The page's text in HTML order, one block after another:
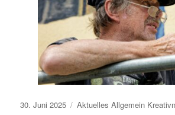
Veröffentlicht
30. Juni 2025 Aktuelles Allgemein